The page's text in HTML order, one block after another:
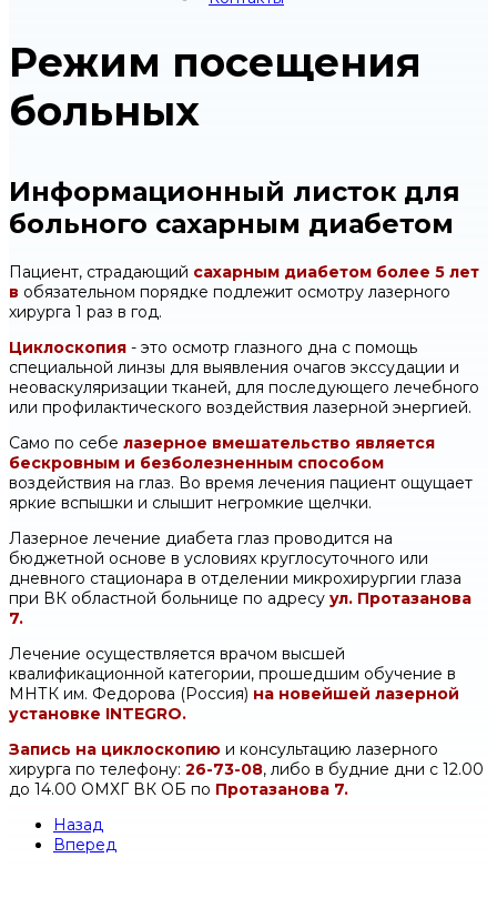
Режим посещения
больных
Информационный листок для
больного сахарным диабетом
Пациент, страдающий сахарным диабетом более 5 лет
в обязательном порядке подлежит осмотру лазерного
хирурга 1 раз в год.
Циклоскопия - это осмотр глазного дна с помощь
специальной линзы для выявления очагов экссудации и
неоваскуляризации тканей, для последующего лечебного
или профилактического воздействия лазерной энергией.
Само по себе лазерное вмешательство является
бескровным и безболезненным способом
воздействия на глаз. Во время лечения пациент ощущает
яркие вспышки и слышит негромкие щелчки.
Лазерное лечение диабета глаз проводится на
бюджетной основе в условиях круглосуточного или
дневного стационара в отделении микрохирургии глаза
при ВК областной больнице по адресу ул. Протазанова
7.
Лечение осуществляется врачом высшей
квалификационной категории, прошедшим обучение в
МНТК им. Федорова (Россия) на новейшей лазерной
установке INTEGRO.
Запись на циклоскопию и консультацию лазерного
хирурга по телефону: 26-73-08, либо в будние дни с 12.00
до 14.00 ОМХГ ВК ОБ по Протазанова 7.
Назад
Вперед